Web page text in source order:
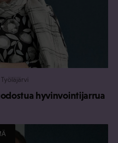
Työläjärvi
hyvinvointijarrua